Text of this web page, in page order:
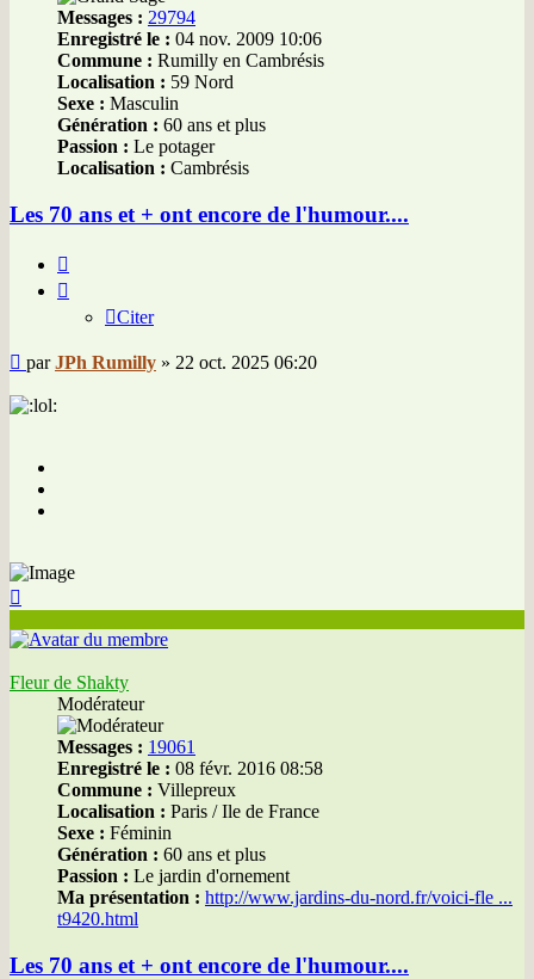
Messages : 29794
Enregistré le : 04 nov. 2009 10:06
Commune : Rumilly en Cambrésis
Localisation : 59 Nord
Sexe : Masculin
Génération : 60 ans et plus
Passion : Le potager
Localisation : Cambrésis
Les 70 ans et + ont encore de l'humour....
Citer
Message
parJPh Rumilly » 22 oct. 2025 06:20
Fleur de Shakty
Modérateur
Messages : 19061
Enregistré le : 08 févr. 2016 08:58
Commune : Villepreux
Localisation : Paris / Ile de France
Sexe : Féminin
Génération : 60 ans et plus
Passion : Le jardin d'ornement
Ma présentation : http://www.jardins-du-nord.fr/voici-fle ...
t9420.html
Les 70 ans et + ont encore de l'humour....